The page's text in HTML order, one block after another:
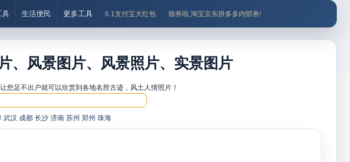
具 生活便民 更多工具 5.1支付宝大红包 领券啦,淘宝京东拼多多内部券!
、风景图片、风景照片、实景图片
您足不出户就可以欣赏到各地名胜古迹，风土人情照片！
武汉 成都 长沙 济南 苏州 郑州 珠海